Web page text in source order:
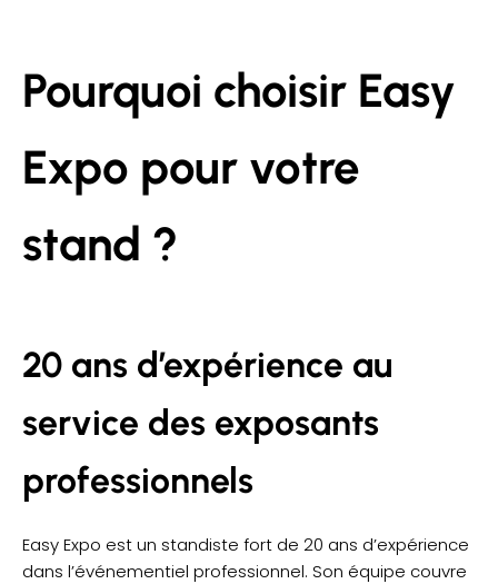
Pourquoi choisir Easy
Expo pour votre
stand ?
20 ans d’expérience au
service des exposants
professionnels
Easy Expo est un standiste fort de 20 ans d’expérience
dans l’événementiel professionnel. Son équipe couvre